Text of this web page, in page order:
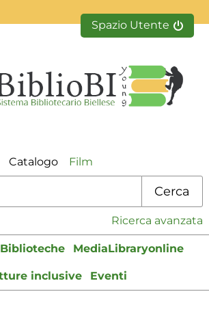
Spazio Utente
Catalogo
Film
Cerca
Ricerca avanzata
Biblioteche MediaLibraryonline
inclusive Eventi